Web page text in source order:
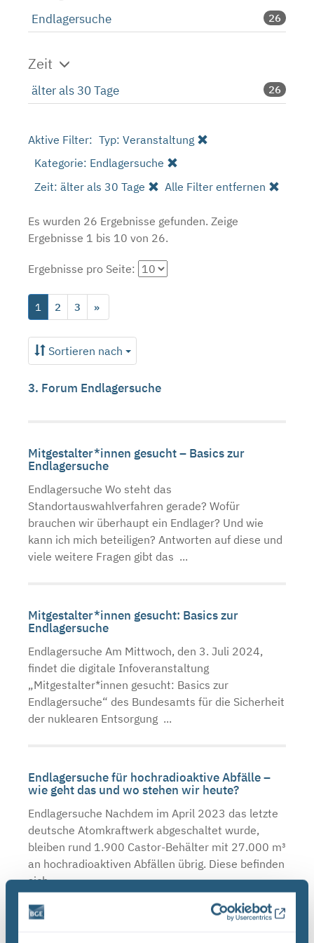
Endlagersuche 26
Zeit
älter als 30 Tage 26
Aktive Filter: Typ: Veranstaltung
Kategorie: Endlagersuche
Zeit: älter als 30 Tage
Alle Filter entfernen
Es wurden 26 Ergebnisse gefunden. Zeige
Ergebnisse 1 bis 10 von 26.
Ergebnisse pro Seite:
1 2 3 »
Sortieren nach
3. Forum Endlagersuche
Mitgestalter*innen gesucht – Basics zur
Endlagersuche
Endlagersuche Wo steht das
Standortauswahlverfahren gerade? Wofür
brauchen wir überhaupt ein Endlager? Und wie
kann ich mich beteiligen? Antworten auf diese und
viele weitere Fragen gibt das ...
Mitgestalter*innen gesucht: Basics zur
Endlagersuche
Endlagersuche Am Mittwoch, den 3. Juli 2024,
findet die digitale Infoveranstaltung
„Mitgestalter*innen gesucht: Basics zur
Endlagersuche“ des Bundesamts für die Sicherheit
der nuklearen Entsorgung ...
Endlagersuche für hochradioaktive Abfälle –
wie geht das und wo stehen wir heute?
Endlagersuche Nachdem im April 2023 das letzte
deutsche Atomkraftwerk abgeschaltet wurde,
bleiben rund 1.900 Castor-Behälter mit 27.000 m³
an hochradioaktiven Abfällen übrig. Diese befinden
sich ...